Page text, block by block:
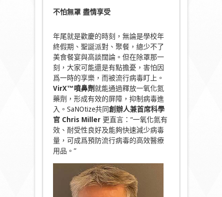
不怕無罩 盡情享受
年尾就是歡慶的時刻，無論是學校年
終假期、聖誕派對、聚餐，總少不了
美食餐宴與高談闊論。但在除罩那一
刻，大家可能還是有點擔憂，害怕因
爲一時的享樂，而被流行病毒盯上。
VirX™噴鼻劑就能通過釋放一氧化氮
藥劑，形成有效的屏障，抑制病毒進
入。SaNOtize共同創辦人兼首席科學
官 Chris Miller更直言：“一氧化氮有
效、耐受性良好及能夠快速減少病毒
量，可成爲預防流行病毒的高效醫療
用品。”